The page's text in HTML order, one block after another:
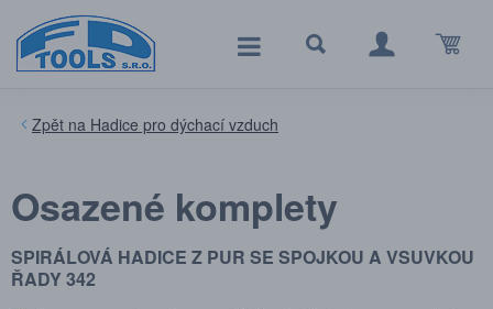
Hadice pro dýchací vzduch
Osazené komplety
SPIRÁLOVÁ HADICE Z PUR SE SPOJKOU A VSUVKOU
ŘADY 342